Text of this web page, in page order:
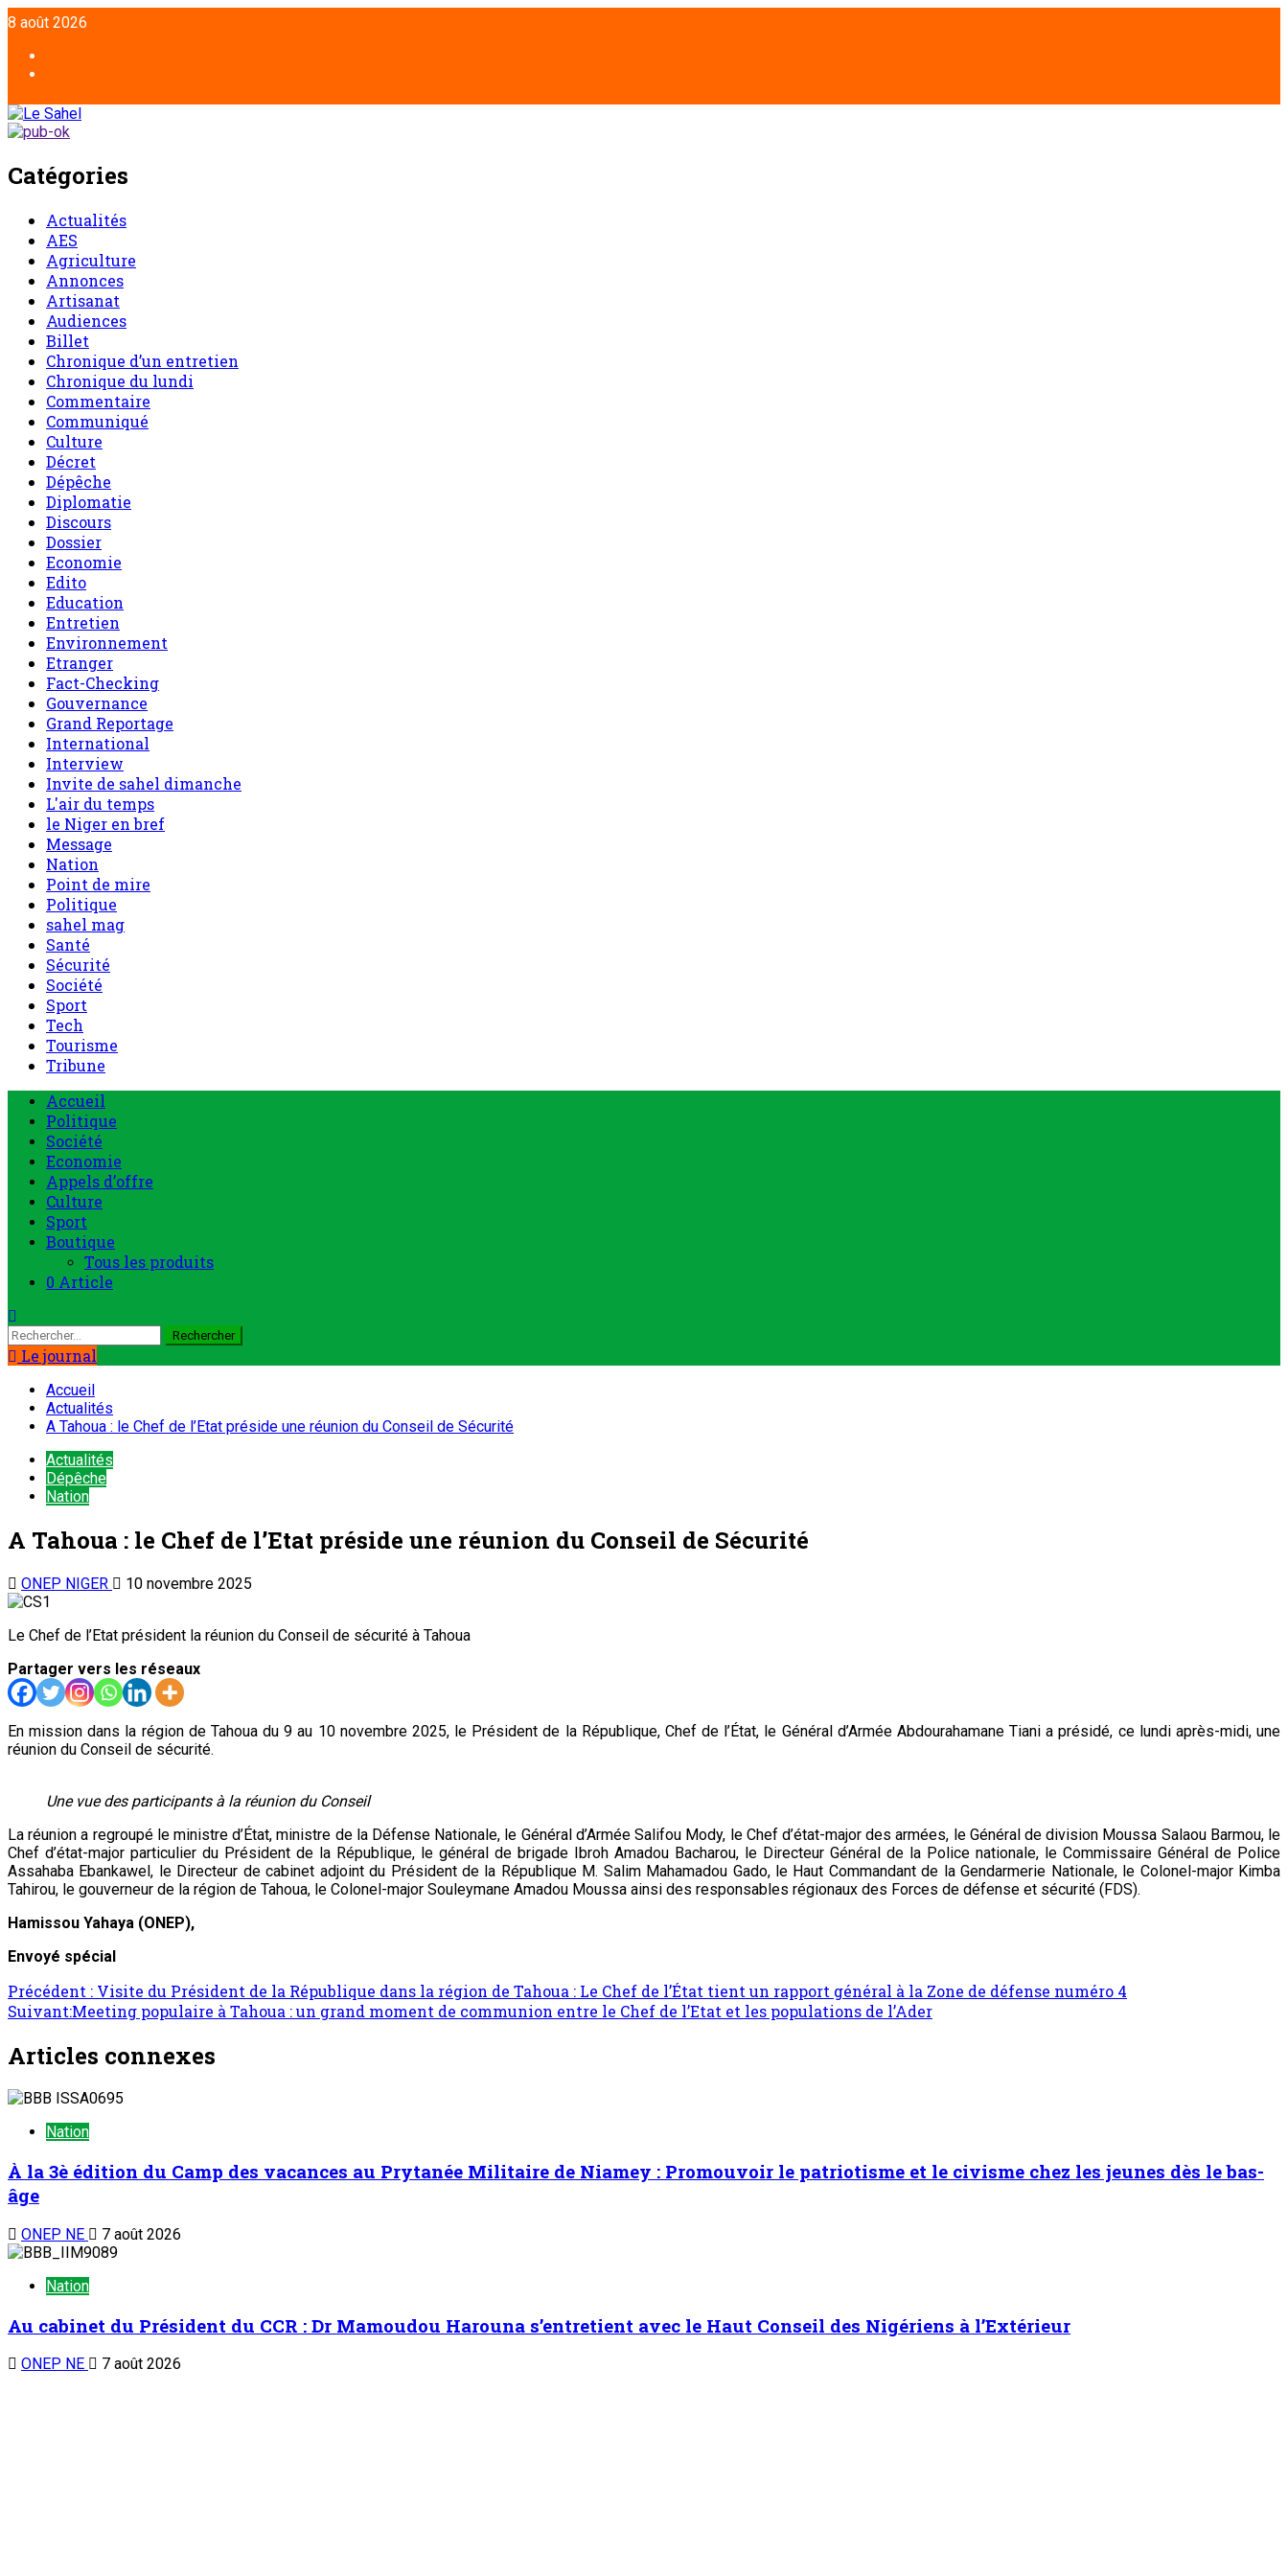
Aller
au
contenu
8 août 2026
Catégories
Actualités
AES
Agriculture
Annonces
Artisanat
Audiences
Billet
Chronique d’un entretien
Chronique du lundi
Commentaire
Communiqué
Culture
Décret
Dépêche
Diplomatie
Discours
Dossier
Economie
Edito
Education
Entretien
Environnement
Etranger
Fact-Checking
Gouvernance
Grand Reportage
International
Interview
Invite de sahel dimanche
L'air du temps
le Niger en bref
Message
Nation
Point de mire
Politique
sahel mag
Santé
Sécurité
Société
Sport
Tech
Tourisme
Tribune
Menu
principal
Accueil
Politique
Société
Economie
Appels d’offre
Culture
Sport
Boutique
Tous les produits
0 Article
Rechercher :
Le journal
Accueil
Actualités
A Tahoua : le Chef de l’Etat préside une réunion du Conseil de Sécurité
Actualités
Dépêche
Nation
A Tahoua : le Chef de l’Etat préside une réunion du Conseil de Sécurité
ONEP NIGER 10 novembre 2025
Le Chef de l’Etat président la réunion du Conseil de sécurité à Tahoua
Partager vers les réseaux
En mission dans la région de Tahoua du 9 au 10 novembre 2025, le Président de la République, Chef de l’État, le Général d’Armée Abdourahamane Tiani a présidé, ce lundi après-midi, une
réunion du Conseil de sécurité.
Une vue des participants à la réunion du Conseil
La réunion a regroupé le ministre d’État, ministre de la Défense Nationale, le Général d’Armée Salifou Mody, le Chef d’état-major des armées, le Général de division Moussa Salaou Barmou, le
Chef d’état-major particulier du Président de la République, le général de brigade Ibroh Amadou Bacharou, le Directeur Général de la Police nationale, le Commissaire Général de Police
Assahaba Ebankawel, le Directeur de cabinet adjoint du Président de la République M. Salim Mahamadou Gado, le Haut Commandant de la Gendarmerie Nationale, le Colonel-major Kimba
Tahirou, le gouverneur de la région de Tahoua, le Colonel-major Souleymane Amadou Moussa ainsi des responsables régionaux des Forces de défense et sécurité (FDS).
Hamissou Yahaya (ONEP),
Envoyé spécial
Navigation
d’article
Précédent : Visite du Président de la République dans la région de Tahoua : Le Chef de l’État tient un rapport général à la Zone de défense numéro 4
Suivant:Meeting populaire à Tahoua : un grand moment de communion entre le Chef de l’Etat et les populations de l’Ader
Articles connexes
Nation
À la 3è édition du Camp des vacances au Prytanée Militaire de Niamey : Promouvoir le patriotisme et le civisme chez les jeunes dès le bas-
âge
ONEP NE 7 août 2026
Nation
Au cabinet du Président du CCR : Dr Mamoudou Harouna s’entretient avec le Haut Conseil des Nigériens à l’Extérieur
ONEP NE 7 août 2026